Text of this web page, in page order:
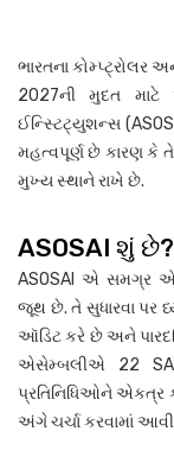
ભારતના કોમ્પ્ટ્રોલર
2027ની મુદત
ઈન્સ્ટિટ્યુશન્સ
મહત્વપૂર્ણ છે કારણ કે
મુખ્ય સ્થાને રાખે છે.
ASOSAI શું છે?
ASOSAI એ સમગ્ર
જૂથ છે. તે સુધારવા પર
ઑડિટ કરે છે અને
એસેમ્બલીએ 22
પ્રતિનિધિઓને એકત્ર
અંગે ચર્ચા કરવામાં આવી